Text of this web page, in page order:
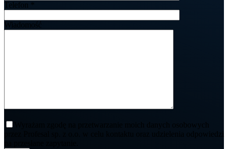
Telefon *
Wiadomość
Wyrażam zgodę na przetwarzanie moich danych osobowych
przez Profesal sp. z o.o. w celu kontaktu oraz udzielenia odpowiedzi